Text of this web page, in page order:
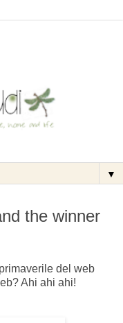
▼
the winner
del web
Ahi ahi ahi!